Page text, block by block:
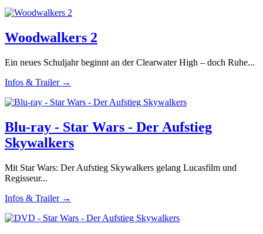
Woodwalkers 2
Ein neues Schuljahr beginnt an der Clearwater High – doch Ruhe...
Infos & Trailer →
Blu-ray - Star Wars - Der Aufstieg
Skywalkers
Mit Star Wars: Der Aufstieg Skywalkers gelang Lucasfilm und
Regisseur...
Infos & Trailer →